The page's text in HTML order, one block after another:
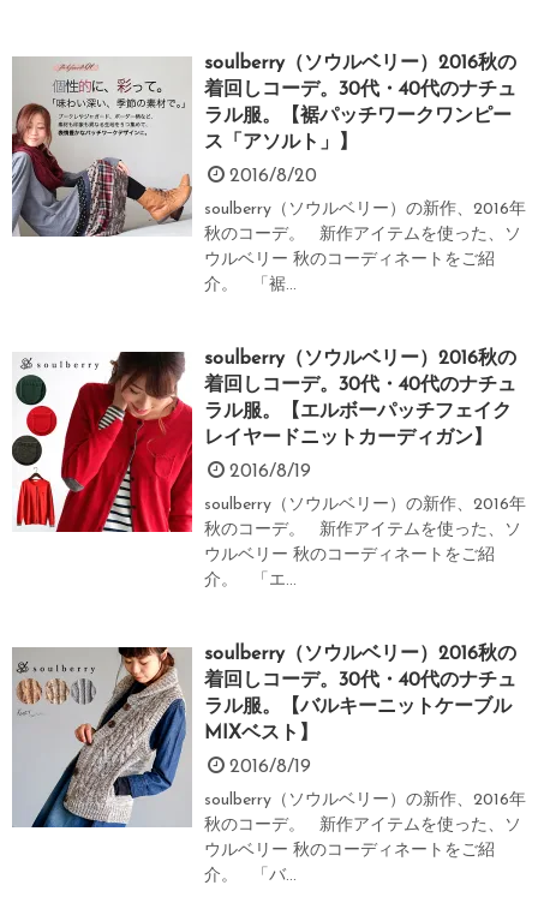
soulberry（ソウルベリー）2016秋の
着回しコーデ。30代・40代のナチュ
ラル服。【裾パッチワークワンピー
ス「アソルト」】
2016/8/20
soulberry（ソウルベリー）の新作、2016年
秋のコーデ。 新作アイテムを使った、ソ
ウルベリー 秋のコーディネートをご紹
介。 「裾...
soulberry（ソウルベリー）2016秋の
着回しコーデ。30代・40代のナチュ
ラル服。【エルボーパッチフェイク
レイヤードニットカーディガン】
2016/8/19
soulberry（ソウルベリー）の新作、2016年
秋のコーデ。 新作アイテムを使った、ソ
ウルベリー 秋のコーディネートをご紹
介。 「エ...
soulberry（ソウルベリー）2016秋の
着回しコーデ。30代・40代のナチュ
ラル服。【バルキーニットケーブル
MIXベスト】
2016/8/19
soulberry（ソウルベリー）の新作、2016年
秋のコーデ。 新作アイテムを使った、ソ
ウルベリー 秋のコーディネートをご紹
介。 「バ...